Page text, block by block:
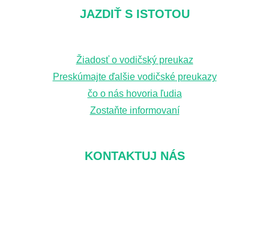
JAZDIŤ S ISTOTOU
Žiadosť o vodičský preukaz
Preskúmajte ďalšie vodičské preukazy
čo o nás hovoria ľudia
Zostaňte informovaní
KONTAKTUJ NÁS